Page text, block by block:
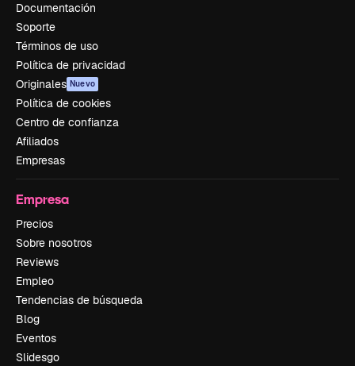
Documentación
Soporte
Términos de uso
Política de privacidad
Originales Nuevo
Política de cookies
Centro de confianza
Afiliados
Empresas
Empresa
Precios
Sobre nosotros
Reviews
Empleo
Tendencias de búsqueda
Blog
Eventos
Slidesgo